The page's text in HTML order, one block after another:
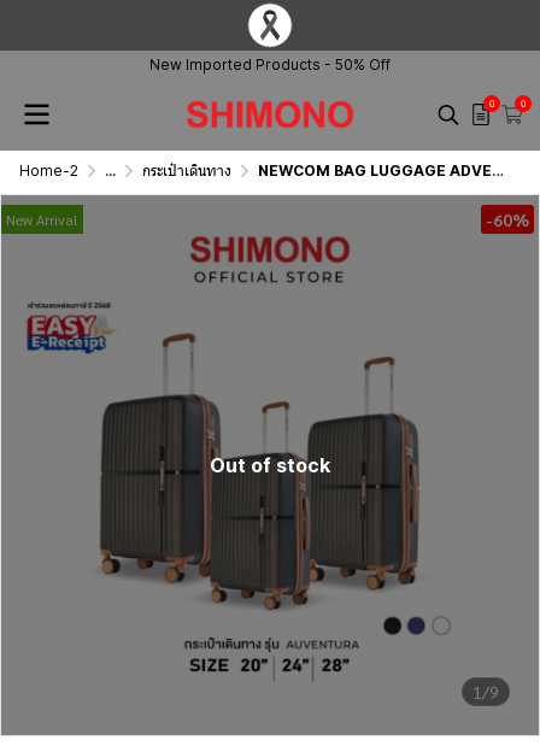
New Imported Products - 50% Off
0 0
Home-2 ... กระเป๋าเดินทาง NEWCOM BAG LUGGAGE ADVENTURA
1/9
New Arrival -60%
Out of stock